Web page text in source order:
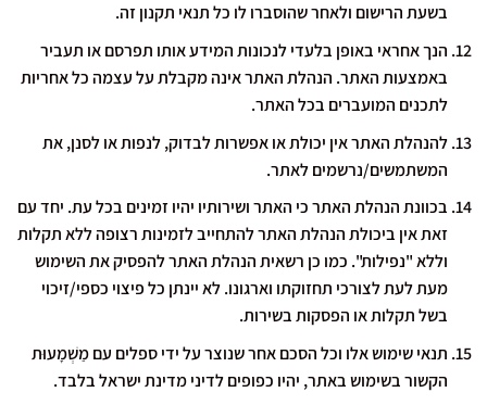
בשעת הרישום ולאחר שהוסברו לו כל תנאי תקנון זה.
הנך אחראי באופן בלעדי לנכונות המידע אותו תפרסם או תעביר
באמצעות האתר. הנהלת האתר אינה מקבלת על עצמה כל אחריות
לתכנים המועברים בכל האתר.
להנהלת האתר אין יכולת או אפשרות לבדוק, לנפות או לסנן, את
המשתמשים/נרשמים לאתר.
בכוונת הנהלת האתר כי האתר ושירותיו יהיו זמינים בכל עת. יחד עם
זאת אין ביכולת הנהלת האתר להתחייב לזמינות רצופה ללא תקלות
וללא "נפילות". כמו כן רשאית הנהלת האתר להפסיק את השימוש
מעת לעת לצורכי תחזוקתו וארגונו. לא יינתן כל פיצוי כספי/זיכוי
בשל תקלות או הפסקות בשירות.
תנאי שימוש אלו וכל הסכם אחר שנוצר על ידי ספלים עם מַשְׁמָעוּת
הקשור בשימוש באתר, יהיו כפופים לדיני מדינת ישראל בלבד.